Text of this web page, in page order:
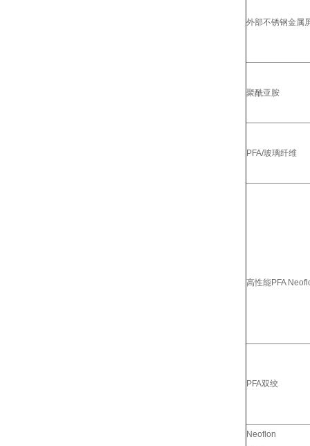
外部不锈钢金属
聚酰亚胺
PFA/玻璃纤维
高性能PFA
PFA双绞
Neoflon